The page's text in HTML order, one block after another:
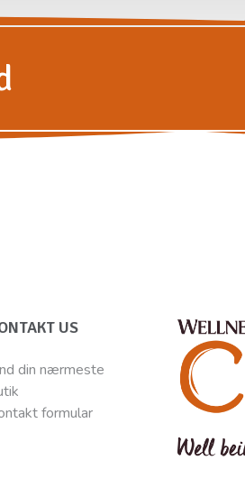
US
din nærmeste
formular